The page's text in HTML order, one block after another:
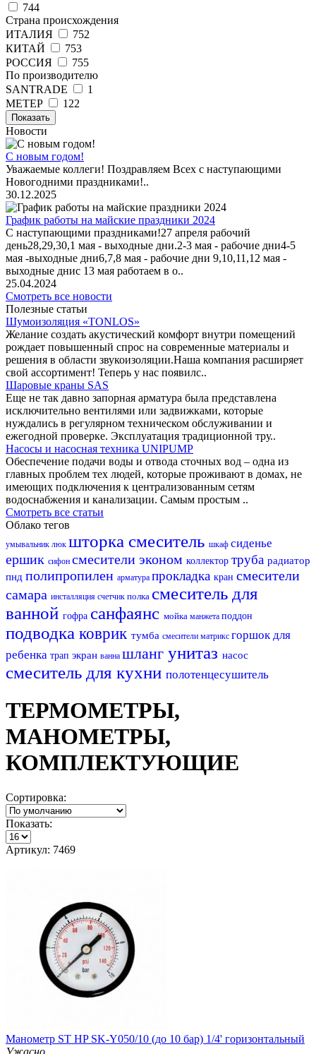
744
Страна происхождения
ИТАЛИЯ
752
КИТАЙ
753
РОССИЯ
755
По производителю
SANTRADE
1
МЕТЕР
122
Показать
Новости
С новым годом!
Уважаемые коллеги! Поздравляем Всех с наступающими
Новогодними праздниками!..
30.12.2025
График работы на майские праздники 2024
С наступающими праздниками!27 апреля рабочий
день28,29,30,1 мая - выходные дни.2-3 мая - рабочие дни4-5
мая -выходные дни6,7,8 мая - рабочие дни 9,10,11,12 мая -
выходные днис 13 мая работаем в о..
25.04.2024
Смотреть все новости
Полезные статьи
Шумоизоляция «TONLOS»
Желание создать акустический комфорт внутри помещений
рождает повышенный спрос на современные материалы и
решения в области звукоизоляции.Наша компания расширяет
свой ассортимент! Теперь у нас появилс..
Шаровые краны SAS
Еще не так давно запорная арматура была представлена
исключительно вентилями или задвижками, которые
нуждались в регулярном техническом обслуживании и
ежегодной проверке. Эксплуатация традиционной тру..
Насосы и насосная техника UNIPUMP
Обеспечение подачи воды и отвода сточных вод – одна из
главных проблем тех людей, которые проживают в домах, не
имеющих подключения к централизованным сетям
водоснабжения и канализации. Самым простым ..
Смотреть все статьи
Облако тегов
умывальник люк шторка смеситель шкаф сиденье
ершик сифон смесители эконом коллектор труба радиатор
пнд полипропилен арматура прокладка кран смесители
самара инсталляция счетчик полка смеситель для
ванной гофра санфаянс мойка манжета поддон
подводка коврик тумба смесители матрикс горшок для
ребенка трап экран ванна шланг унитаз насос
смеситель для кухни полотенцесушитель
ТЕРМОМЕТРЫ,
МАНОМЕТРЫ,
КОМПЛЕКТУЮЩИЕ
Сортировка:
Показать:
Артикул: 7469
Манометр ST HP SK-Y050/10 (до 10 бар) 1/4' горизонтальный
Ужасно